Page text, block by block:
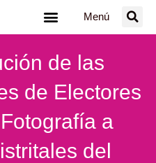
Menú
de las
de Electores
a
del